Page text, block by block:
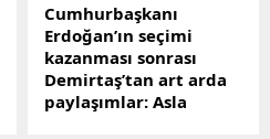
Cumhurbaşkanı
Erdoğan’ın seçimi
kazanması sonrası
Demirtaş’tan art arda
paylaşımlar: Asla